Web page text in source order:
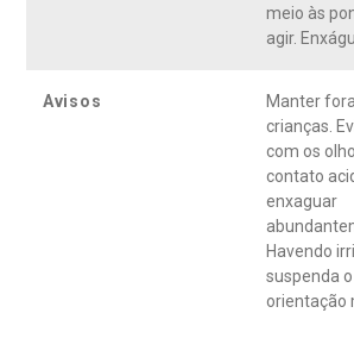
meio às
agir.
Avisos
Manter
crianças.
com os
contato
enxaguar
Havendo
suspenda
orientação